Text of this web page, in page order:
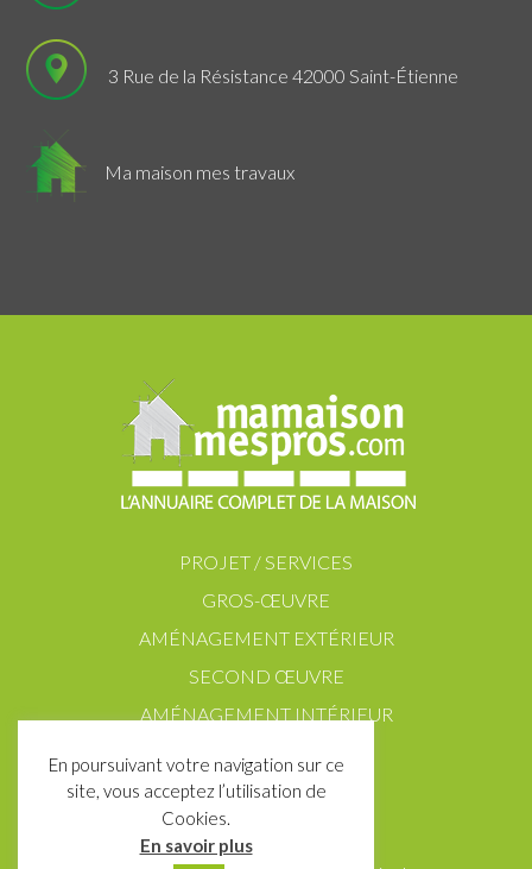
3 Rue de la Résistance 42000 Saint-Étienne
Ma maison mes travaux
PROJET / SERVICES
GROS-ŒUVRE
AMÉNAGEMENT EXTÉRIEUR
SECOND ŒUVRE
AMÉNAGEMENT INTÉRIEUR
En poursuivant votre navigation sur ce
site, vous acceptez l’utilisation de
Cookies.
En savoir plus